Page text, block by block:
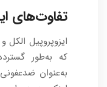
تفاوت‌های
ایزوپروپیل
که به‌طور
به‌عنوان